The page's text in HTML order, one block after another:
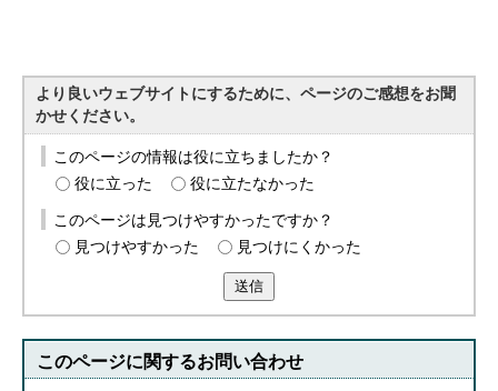
より良いウェブサイトにするために、ページのご感想をお聞
かせください。
このページの情報は役に立ちましたか？
役に立った
役に立たなかった
このページは見つけやすかったですか？
見つけやすかった
見つけにくかった
送信
このページに関するお問い合わせ